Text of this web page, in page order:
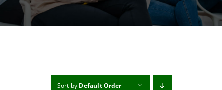
MI CUENTA
Sort by Default Order